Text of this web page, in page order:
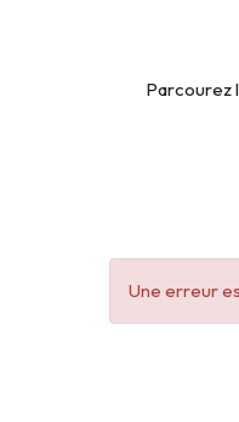
Parcourez
Une erreur